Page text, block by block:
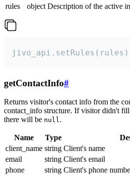
rules
object Description of the active
getContactInfo#
Returns visitor's contact info from the
contact_info structure. If visitor didn't
there will be null.
Name Type
client_name string Client's name
email
string Client's email
phone
string Client's phone